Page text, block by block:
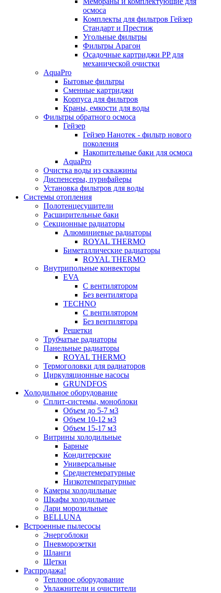
осмоса
Комплекты для фильтров Гейзер
Стандарт и Престиж
Угольные фильтры
Фильтры Арагон
Осадочные картриджи PP для
механической очистки
AquaPro
Бытовые фильтры
Сменные картриджи
Корпуса для фильтров
Краны, емкости для воды
Фильтры обратного осмоса
Гейзер
Гейзер Нанотек - фильтр нового
поколения
Накопительные баки для осмоса
AquaPro
Очистка воды из скважины
Диспенсеры, пурифайеры
Установка фильтров для воды
Системы отопления
Полотенцесушители
Расширительные баки
Секционные радиаторы
Алюминиевые радиаторы
ROYAL THERMO
Биметаллические радиаторы
ROYAL THERMO
Внутрипольные конвекторы
EVA
С вентилятором
Без вентилятора
TECHNO
С вентилятором
Без вентилятора
Решетки
Трубчатые радиаторы
Панельные радиаторы
ROYAL THERMO
Термоголовки для радиаторов
Циркуляционные насосы
GRUNDFOS
Холодильное оборудование
Сплит-системы, моноблоки
Объем до 5-7 м3
Объем 10-12 м3
Объем 15-17 м3
Витрины холодильные
Барные
Кондитерские
Универсальные
Среднетемературные
Низкотемпературные
Камеры холодильные
Шкафы холодильные
Лари морозильные
BELLUNA
Встроенные пылесосы
Энергоблоки
Пневморозетки
Шланги
Щетки
Распродажа!
Тепловое оборудование
Увлажнители и очистители